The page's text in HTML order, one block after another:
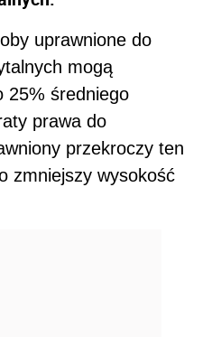
uprawnione do
mogą
25% średniego
prawa do
przekroczy ten
zmniejszy wysokość